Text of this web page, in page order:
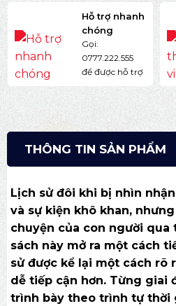
Hỗ trợ nhanh
chóng
Gọi:
0777.222.555
để được hỗ trợ
THÔNG TIN SẢN PHẨM
Lịch sử đôi khi bị nhìn
và sự kiện khô khan,
chuyện của con người qua
sách này mở ra một cách
sử được kể lại một cách rõ
dễ tiếp cận hơn. Từng giai
trình bày theo trình tự thời